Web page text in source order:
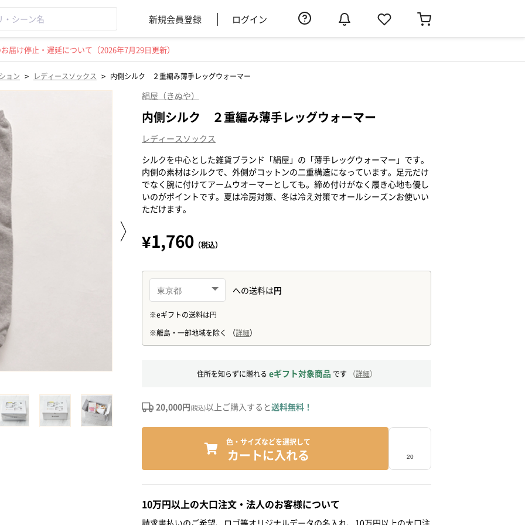
新規会員登録 ログイン
け停止・遅延について（2026年7月29日更新）
ョン > レディースソックス > 内側シルク ２重編み薄手レッグウォーマー
絹屋（きぬや）
内側シルク ２重編み薄手レッグウォーマー
レディースソックス
シルクを中心とした雑貨ブランド「絹屋」の「薄手レッグウォーマー」です。
内側の素材はシルクで、外側がコットンの二重構造になっています。足元だけ
でなく腕に付けてアームウオーマーとしても。締め付けがなく履き心地も優し
いのがポイントです。夏は冷房対策、冬は冷え対策でオールシーズンお使いい
ただけます。
¥1,760 （税込）
住所を知らずに贈れる eギフト対象商品 です （詳細）
20,000円(税込)以上ご購入すると送料無料！
色・サイズなどを選択して
カートに入れる
10万円以上の大口注文・法人のお客様について
請求書払いのご希望、ロゴ等オリジナルデータの名入れ、10万円以上の大口注